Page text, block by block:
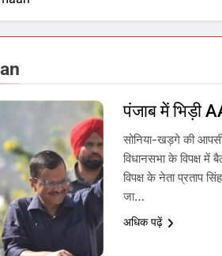
पंजाब में भिड़ी
सोनिया-खड़गे की
विधानसभा के विपक्ष में
विपक्ष के नेता प्रताप
जा…
अधिक पढ़ें